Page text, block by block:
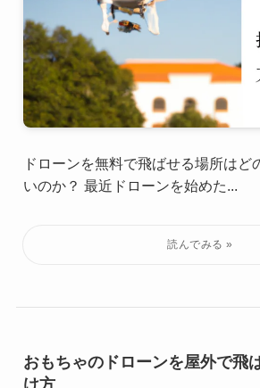
ドローンを無料で飛ばせる場所はど
いのか？ 最近ドローンを始めた...
おもちゃのドローンを屋外で飛
け方